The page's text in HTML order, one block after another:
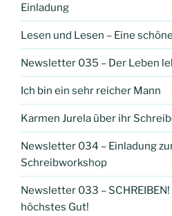
Einladung
Lesen und Lesen – Eine
Newsletter 035 – Der Leben
Ich bin ein sehr reicher Mann
Karmen Jurela über ihr
Newsletter 034 – Einladung
Schreibworkshop
Newsletter 033 –
höchstes Gut!